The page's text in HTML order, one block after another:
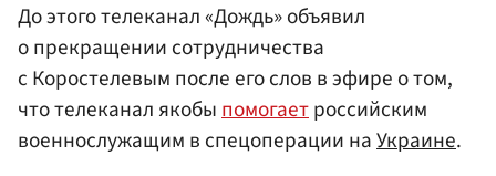
До этого телеканал «Дождь» объявил
о прекращении сотрудничества
с Коростелевым после его слов в эфире о том,
что телеканал якобыпомогаетроссийским
военнослужащим в спецоперации наУкраине.